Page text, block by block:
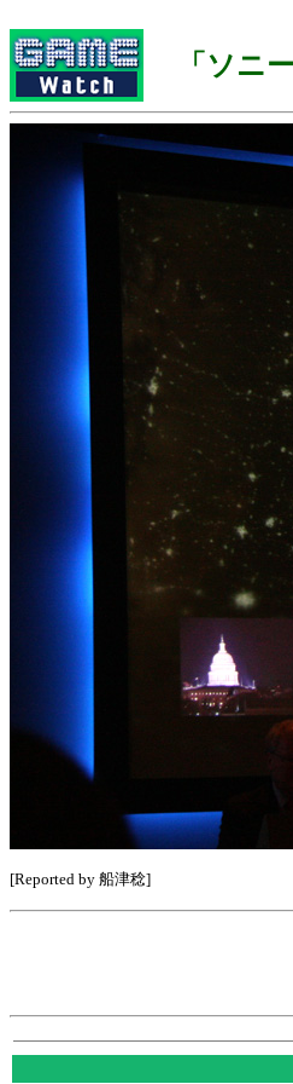
「ソニ
[Reported by 船津稔]